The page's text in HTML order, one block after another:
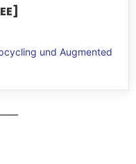
und Augmented